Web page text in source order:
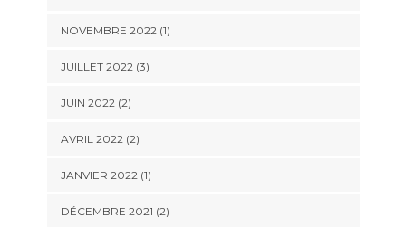
NOVEMBRE 2022(1)
JUILLET 2022(3)
JUIN 2022(2)
AVRIL 2022(2)
JANVIER 2022(1)
DÉCEMBRE 2021 (2)